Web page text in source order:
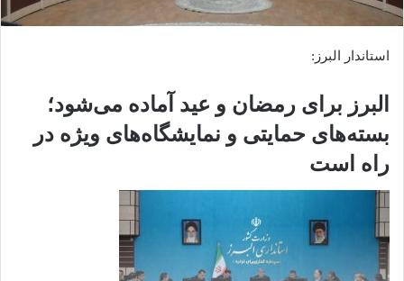
استاندار البرز:
البرز برای رمضان و عید آماده می‌شود؛
بسته‌های حمایتی و نمایشگاه‌های ویژه در
راه است